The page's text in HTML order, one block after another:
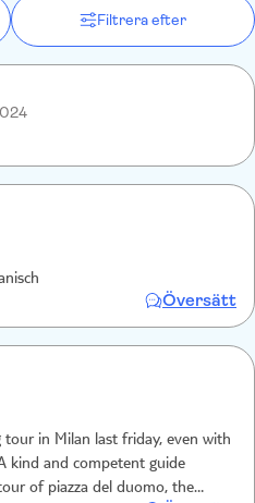
Filtrera efter
Översätt
tour in Milan last friday, even with
kind and competent guide
of piazza del duomo, the